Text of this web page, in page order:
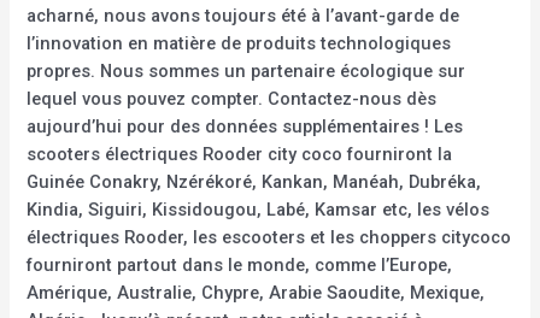
acharné, nous avons toujours été à l’avant-garde de
l’innovation en matière de produits technologiques
propres. Nous sommes un partenaire écologique sur
lequel vous pouvez compter. Contactez-nous dès
aujourd’hui pour des données supplémentaires ! Les
scooters électriques Rooder city coco fourniront la
Guinée Conakry, Nzérékoré, Kankan, Manéah, Dubréka,
Kindia, Siguiri, Kissidougou, Labé, Kamsar etc, les vélos
électriques Rooder, les escooters et les choppers citycoco
fourniront partout dans le monde, comme l’Europe,
Amérique, Australie, Chypre, Arabie Saoudite, Mexique,